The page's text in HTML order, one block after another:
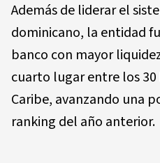
Además de liderar el
dominicano, la entidad
banco con mayor
cuarto lugar entre los
Caribe, avanzando una
ranking del año anterior.